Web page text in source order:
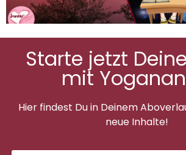
Starte jetzt
mit
Hier findest Du in Deinem
neue Inhalte!